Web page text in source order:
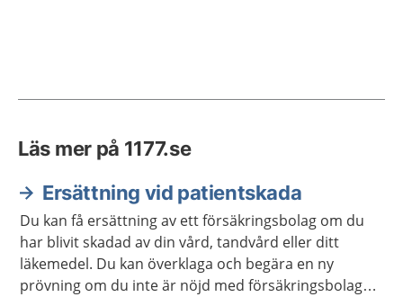
Läs mer på 1177.se
Ersättning vid patientskada
Du kan få ersättning av ett försäkringsbolag om du
har blivit skadad av din vård, tandvård eller ditt
läkemedel. Du kan överklaga och begära en ny
prövning om du inte är nöjd med försäkringsbolagets